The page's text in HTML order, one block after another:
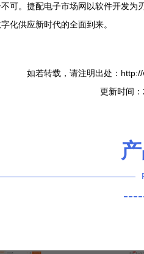
可。捷配电子市场网以软件开发
化供应新时代的全面到来。
如若转载，请注明出处：
更新时间